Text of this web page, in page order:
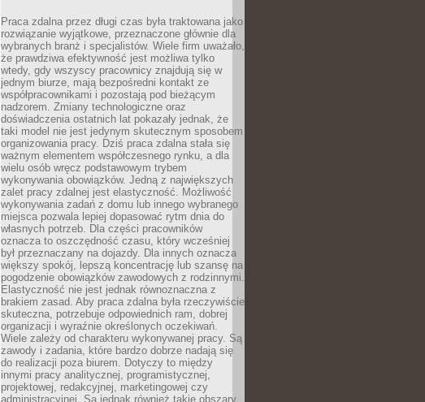
Praca zdalna przez długi czas była traktowana jako
rozwiązanie wyjątkowe, przeznaczone głównie dla
wybranych branż i specjalistów. Wiele firm uważało,
że prawdziwa efektywność jest możliwa tylko
wtedy, gdy wszyscy pracownicy znajdują się w
jednym biurze, mają bezpośredni kontakt ze
współpracownikami i pozostają pod bieżącym
nadzorem. Zmiany technologiczne oraz
doświadczenia ostatnich lat pokazały jednak, że
taki model nie jest jedynym skutecznym sposobem
organizowania pracy. Dziś praca zdalna stała się
ważnym elementem współczesnego rynku, a dla
wielu osób wręcz podstawowym trybem
wykonywania obowiązków. Jedną z największych
zalet pracy zdalnej jest elastyczność. Możliwość
wykonywania zadań z domu lub innego wybranego
miejsca pozwala lepiej dopasować rytm dnia do
własnych potrzeb. Dla części pracowników
oznacza to oszczędność czasu, który wcześniej
był przeznaczany na dojazdy. Dla innych oznacza
większy spokój, lepszą koncentrację lub szansę na
pogodzenie obowiązków zawodowych z rodzinnymi.
Elastyczność nie jest jednak równoznaczna z
brakiem zasad. Aby praca zdalna była rzeczywiście
skuteczna, potrzebuje odpowiednich ram, dobrej
organizacji i wyraźnie określonych oczekiwań.
Wiele zależy od charakteru wykonywanej pracy. Są
zawody i zadania, które bardzo dobrze nadają się
do realizacji poza biurem. Dotyczy to między
innymi pracy analitycznej, programistycznej,
projektowej, redakcyjnej, marketingowej czy
administracyjnej. Są jednak również takie obszary,